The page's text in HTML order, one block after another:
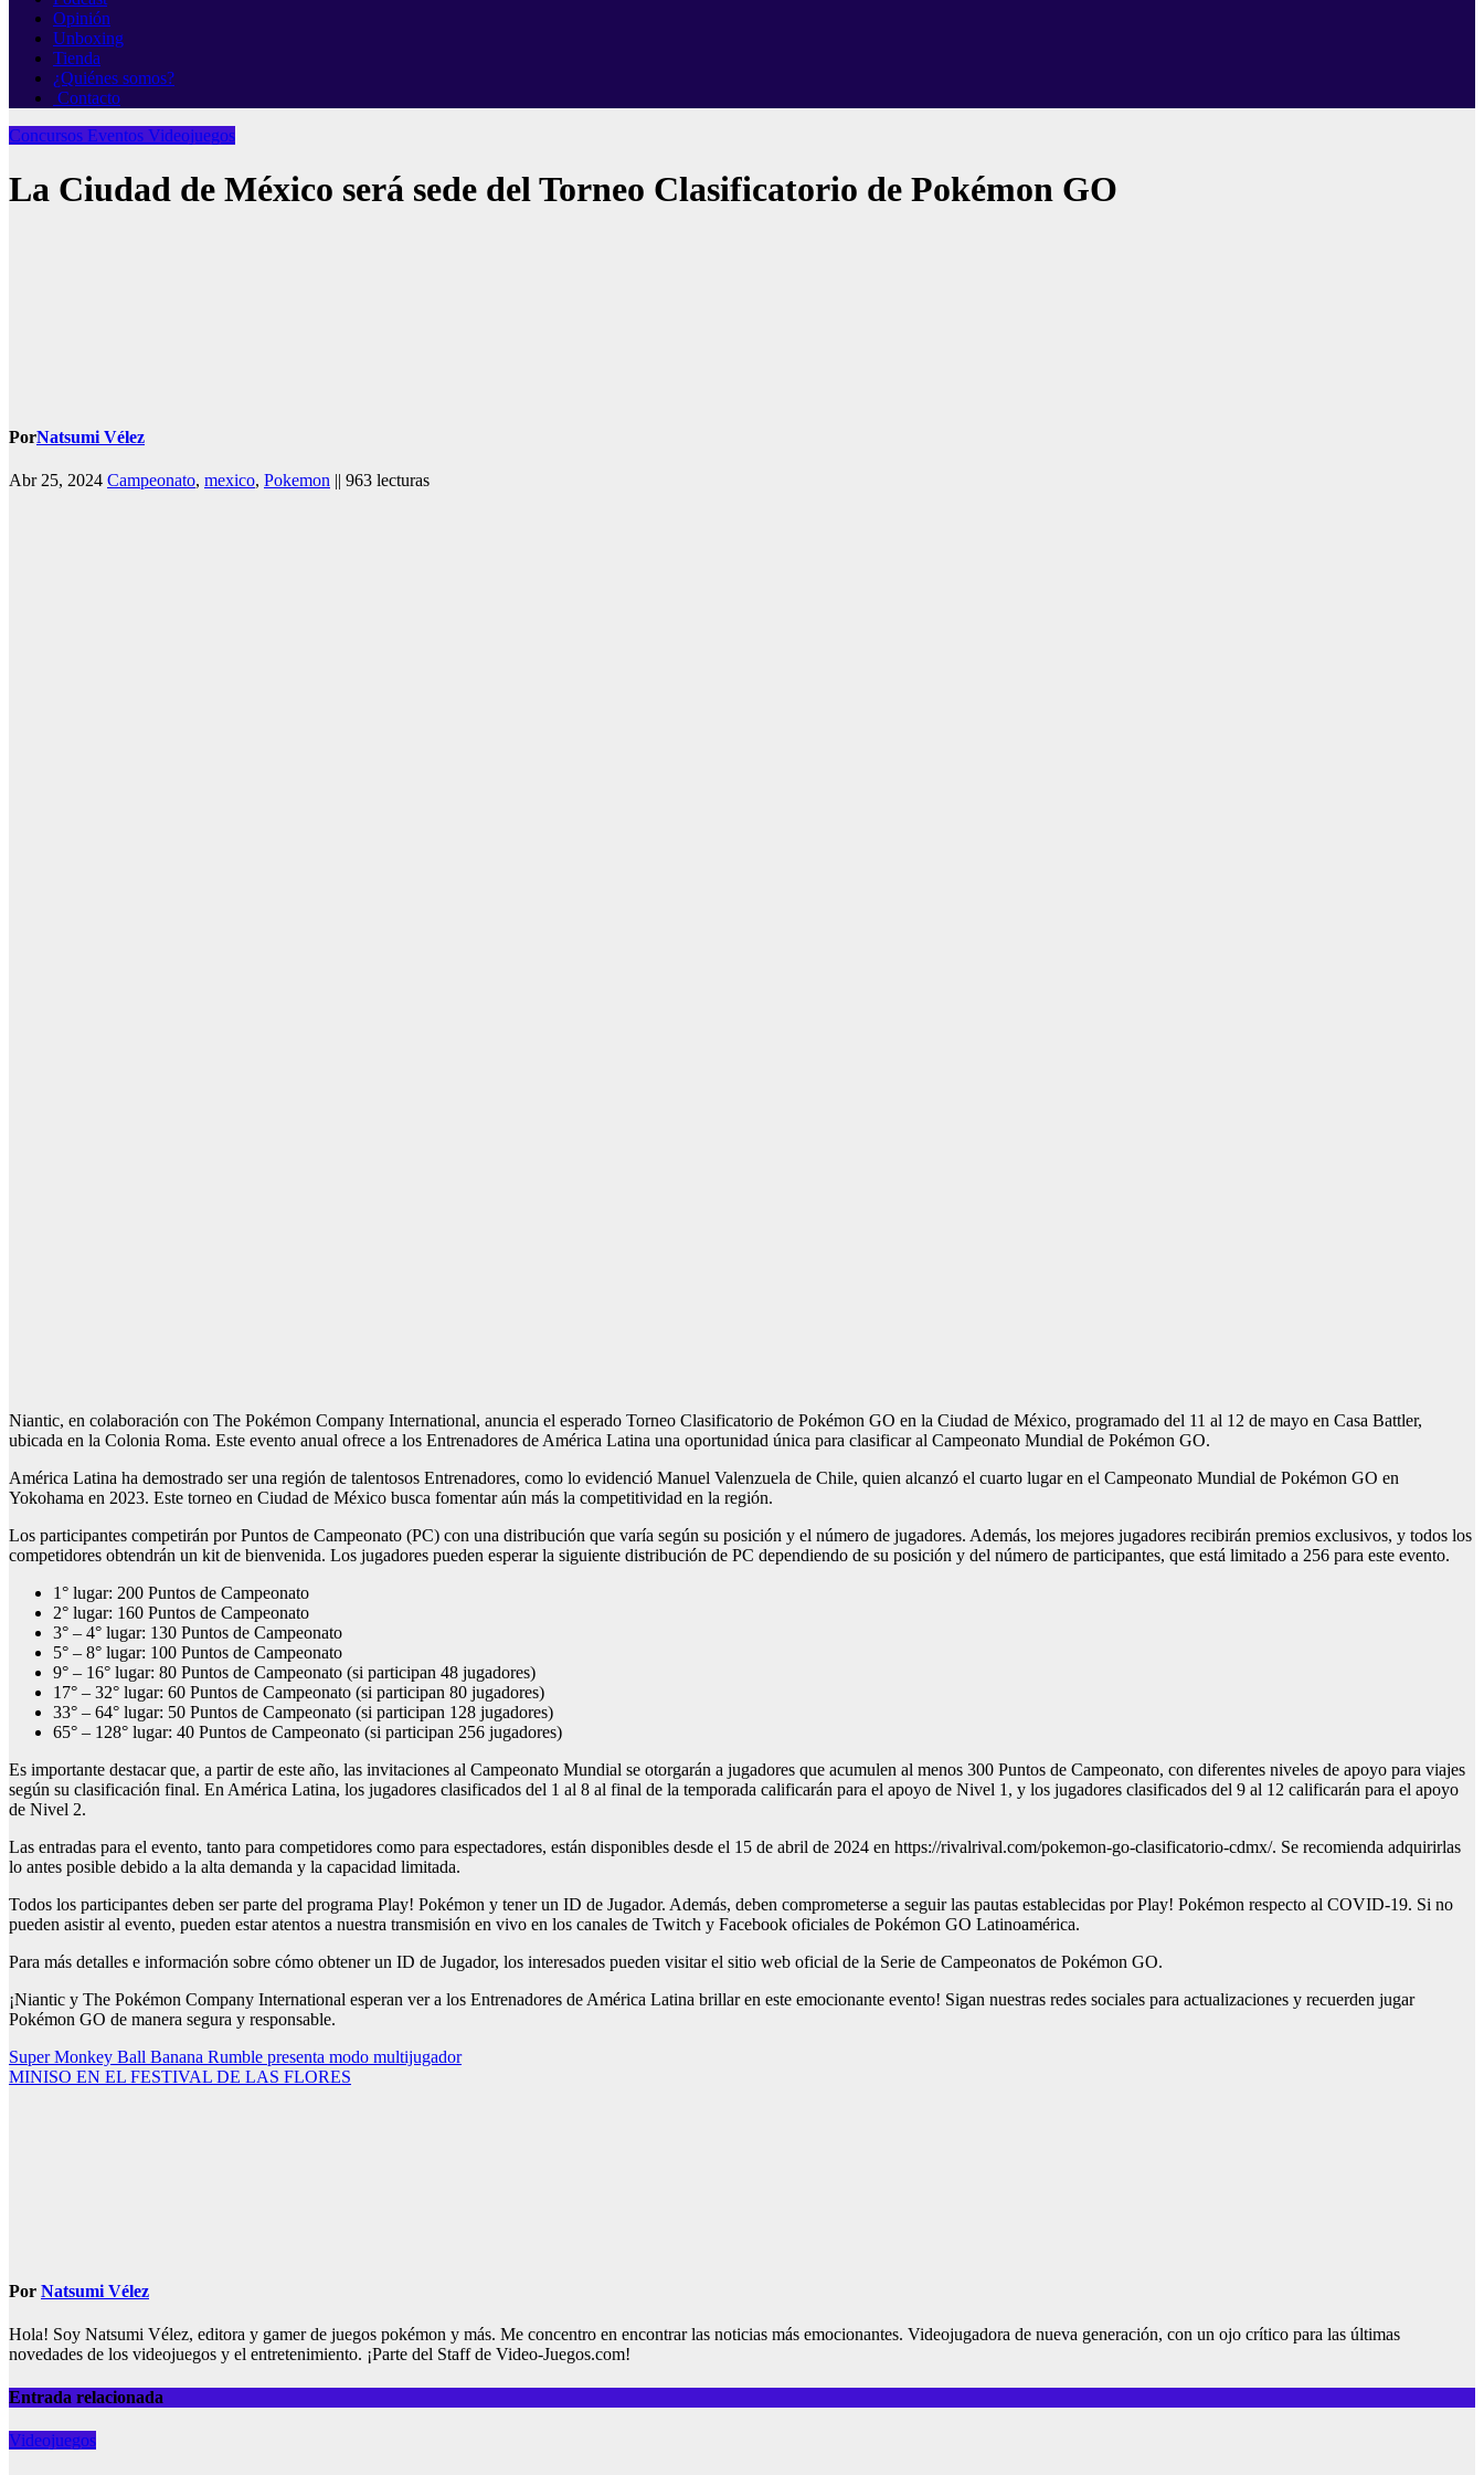
Opinión
Unboxing
Tienda
¿Quiénes somos?
Contacto
Concursos Eventos Videojuegos
La Ciudad de México será sede del Torneo Clasificatorio de Pokémon GO
PorNatsumi Vélez
Abr 25, 2024 Campeonato, mexico, Pokemon || 963 lecturas
Niantic, en colaboración con The Pokémon Company International, anuncia el esperado Torneo Clasificatorio de Pokémon GO en la Ciudad de México, programado del 11 al 12 de mayo en Casa Battler,
ubicada en la Colonia Roma. Este evento anual ofrece a los Entrenadores de América Latina una oportunidad única para clasificar al Campeonato Mundial de Pokémon GO.
América Latina ha demostrado ser una región de talentosos Entrenadores, como lo evidenció Manuel Valenzuela de Chile, quien alcanzó el cuarto lugar en el Campeonato Mundial de Pokémon GO en
Yokohama en 2023. Este torneo en Ciudad de México busca fomentar aún más la competitividad en la región.
Los participantes competirán por Puntos de Campeonato (PC) con una distribución que varía según su posición y el número de jugadores. Además, los mejores jugadores recibirán premios exclusivos, y todos los
competidores obtendrán un kit de bienvenida. Los jugadores pueden esperar la siguiente distribución de PC dependiendo de su posición y del número de participantes, que está limitado a 256 para este evento.
1° lugar: 200 Puntos de Campeonato
2° lugar: 160 Puntos de Campeonato
3° – 4° lugar: 130 Puntos de Campeonato
5° – 8° lugar: 100 Puntos de Campeonato
9° – 16° lugar: 80 Puntos de Campeonato (si participan 48 jugadores)
17° – 32° lugar: 60 Puntos de Campeonato (si participan 80 jugadores)
33° – 64° lugar: 50 Puntos de Campeonato (si participan 128 jugadores)
65° – 128° lugar: 40 Puntos de Campeonato (si participan 256 jugadores)
Es importante destacar que, a partir de este año, las invitaciones al Campeonato Mundial se otorgarán a jugadores que acumulen al menos 300 Puntos de Campeonato, con diferentes niveles de apoyo para viajes
según su clasificación final. En América Latina, los jugadores clasificados del 1 al 8 al final de la temporada calificarán para el apoyo de Nivel 1, y los jugadores clasificados del 9 al 12 calificarán para el apoyo
de Nivel 2.
Las entradas para el evento, tanto para competidores como para espectadores, están disponibles desde el 15 de abril de 2024 en https://rivalrival.com/pokemon-go-clasificatorio-cdmx/. Se recomienda adquirirlas
lo antes posible debido a la alta demanda y la capacidad limitada.
Todos los participantes deben ser parte del programa Play! Pokémon y tener un ID de Jugador. Además, deben comprometerse a seguir las pautas establecidas por Play! Pokémon respecto al COVID-19. Si no
pueden asistir al evento, pueden estar atentos a nuestra transmisión en vivo en los canales de Twitch y Facebook oficiales de Pokémon GO Latinoamérica.
Para más detalles e información sobre cómo obtener un ID de Jugador, los interesados pueden visitar el sitio web oficial de la Serie de Campeonatos de Pokémon GO.
¡Niantic y The Pokémon Company International esperan ver a los Entrenadores de América Latina brillar en este emocionante evento! Sigan nuestras redes sociales para actualizaciones y recuerden jugar
Pokémon GO de manera segura y responsable.
Navegación
de
Super Monkey Ball Banana Rumble presenta modo multijugador
MINISO EN EL FESTIVAL DE LAS FLORES
Por Natsumi Vélez
Hola! Soy Natsumi Vélez, editora y gamer de juegos pokémon y más. Me concentro en encontrar las noticias más emocionantes. Videojugadora de nueva generación, con un ojo crítico para las últimas
novedades de los videojuegos y el entretenimiento. ¡Parte del Staff de Video-Juegos.com!
Entrada relacionada
Videojuegos